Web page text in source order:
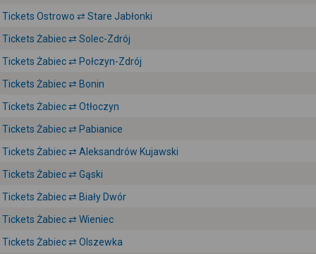
Tickets Ostrowo ⇄ Stare Jabłonki
Tickets Żabiec ⇄ Solec-Zdrój
Tickets Żabiec ⇄ Połczyn-Zdrój
Tickets Żabiec ⇄ Bonin
Tickets Żabiec ⇄ Otłoczyn
Tickets Żabiec ⇄ Pabianice
Tickets Żabiec ⇄ Aleksandrów Kujawski
Tickets Żabiec ⇄ Gąski
Tickets Żabiec ⇄ Biały Dwór
Tickets Żabiec ⇄ Wieniec
Tickets Żabiec ⇄ Olszewka